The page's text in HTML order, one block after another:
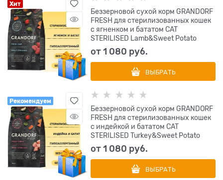
Хит
Беззерновой cухой корм GRANDORF
FRESH для стерилизованных кошек
с ягненком и бататом CAT
STERILISED Lamb&Sweet Potato
от1 080 руб.
ВЫБРАТЬ
Рекомендуем
Беззерновой cухой корм GRANDORF
FRESH для стерилизованных кошек
с индейкой и бататом CAT
STERILISED Turkey&Sweet Potato
от1 080 руб.
ВЫБРАТЬ